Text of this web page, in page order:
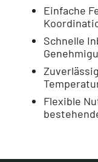
Einfache
Schnelle
Flexible